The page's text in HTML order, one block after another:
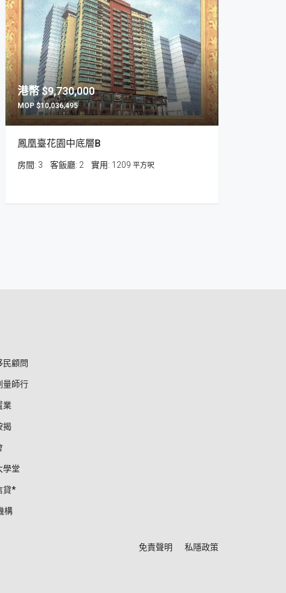
$9,730,000
$10,036,495
鳳凰臺花園中底層B
房間: 3 客飯廳: 2 1209 平方呎
民顧問
量師行
業
揭
學堂
貸*
構
免責聲明 私隱政策